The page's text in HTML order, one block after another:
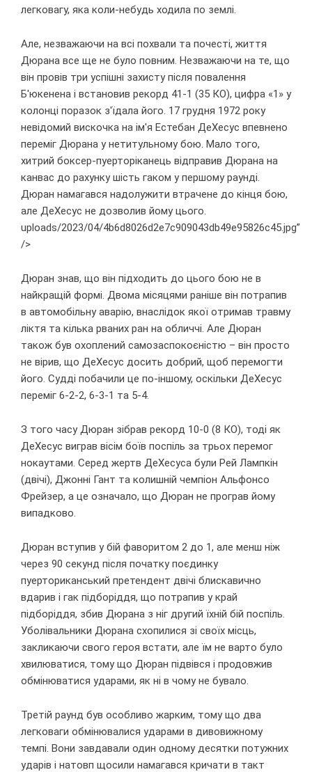
легковагу, яка коли-небудь ходила по землі.
Але, незважаючи на всі похвали та почесті, життя
Дюрана все ще не було повним. Незважаючи на те, що
він провів три успішні захисту після повалення
Б'юкенена і встановив рекорд 41-1 (35 КО), цифра «1» у
колонці поразок з'їдала його. 17 грудня 1972 року
невідомий вискочка на ім'я Естебан ДеХесус впевнено
переміг Дюрана у нетитульному бою. Мало того,
хитрий боксер-пуерторіканець відправив Дюрана на
канвас до рахунку шість гаком у першому раунді.
Дюран намагався надолужити втрачене до кінця бою,
але ДеХесус не дозволив йому цього.
uploads/2023/04/4b6d8026d2e7c909043db49e95826c45.jpg”
/>
Дюран знав, що він підходить до цього бою не в
найкращій формі. Двома місяцями раніше він потрапив
в автомобільну аварію, внаслідок якої отримав травму
ліктя та кілька рваних ран на обличчі. Але Дюран
також був охоплений самозаспокоєністю – він просто
не вірив, що ДеХесус досить добрий, щоб перемогти
його. Судді побачили це по-іншому, оскільки ДеХесус
переміг 6-2-2, 6-3-1 та 5-4.
З того часу Дюран зібрав рекорд 10-0 (8 КО), тоді як
ДеХесус виграв вісім боїв поспіль за трьох перемог
нокаутами. Серед жертв ДеХесуса були Рей Лампкін
(двічі), Джонні Гант та колишній чемпіон Альфонсо
Фрейзер, а це означало, що Дюран не програв йому
випадково.
Дюран вступив у бій фаворитом 2 до 1, але менш ніж
через 90 секунд після початку поєдинку
пуерториканський претендент двічі блискавично
вдарив і гак підборіддя, що потрапив у край
підборіддя, збив Дюрана з ніг другий їхній бій поспіль.
Уболівальники Дюрана схопилися зі своїх місць,
закликаючи свого героя встати, але їм не варто було
хвилюватися, тому що Дюран підвівся і продовжив
обмінюватися ударами, як ні в чому не бувало.
Третій раунд був особливо жарким, тому що два
легковаги обмінювалися ударами в дивовижному
темпі. Вони завдавали один одному десятки потужних
ударів і натовп щосили намагався кричати в такт